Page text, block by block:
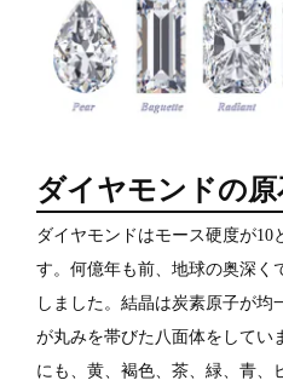
ダイヤモンドの
ダイヤモンドはモース硬度が
す。何億年も前、地球の奥深く
しました。結晶は炭素原子が
が丸みを帯びた八面体をしてい
にも、黄、褐色、茶、緑、青、